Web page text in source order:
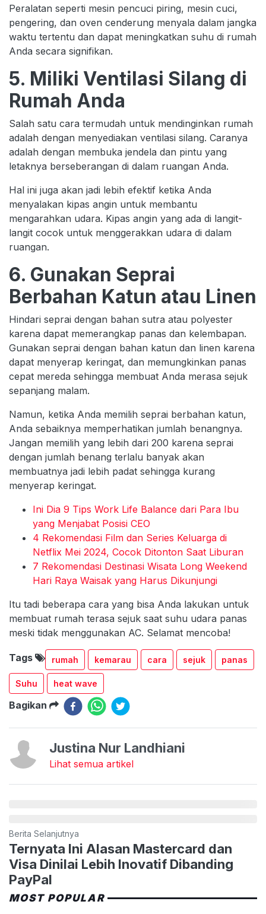
Peralatan seperti mesin pencuci piring, mesin cuci,
pengering, dan oven cenderung menyala dalam jangka
waktu tertentu dan dapat meningkatkan suhu di rumah
Anda secara signifikan.
5. Miliki Ventilasi Silang di
Rumah Anda
Salah satu cara termudah untuk mendinginkan rumah
adalah dengan menyediakan ventilasi silang. Caranya
adalah dengan membuka jendela dan pintu yang
letaknya berseberangan di dalam ruangan Anda.
Hal ini juga akan jadi lebih efektif ketika Anda
menyalakan kipas angin untuk membantu
mengarahkan udara. Kipas angin yang ada di langit-
langit cocok untuk menggerakkan udara di dalam
ruangan.
6. Gunakan Seprai
Berbahan Katun atau Linen
Hindari seprai dengan bahan sutra atau polyester
karena dapat memerangkap panas dan kelembapan.
Gunakan seprai dengan bahan katun dan linen karena
dapat menyerap keringat, dan memungkinkan panas
cepat mereda sehingga membuat Anda merasa sejuk
sepanjang malam.
Namun, ketika Anda memilih seprai berbahan katun,
Anda sebaiknya memperhatikan jumlah benangnya.
Jangan memilih yang lebih dari 200 karena seprai
dengan jumlah benang terlalu banyak akan
membuatnya jadi lebih padat sehingga kurang
menyerap keringat.
Ini Dia 9 Tips Work Life Balance dari Para Ibu
yang Menjabat Posisi CEO
4 Rekomendasi Film dan Series Keluarga di
Netflix Mei 2024, Cocok Ditonton Saat Liburan
7 Rekomendasi Destinasi Wisata Long Weekend
Hari Raya Waisak yang Harus Dikunjungi
Itu tadi beberapa cara yang bisa Anda lakukan untuk
membuat rumah terasa sejuk saat suhu udara panas
meski tidak menggunakan AC. Selamat mencoba!
Tags rumah kemarau cara sejuk panas
Suhu heat wave
Bagikan
Justina Nur Landhiani
Lihat semua artikel
Berita Selanjutnya
Ternyata Ini Alasan Mastercard dan
Visa Dinilai Lebih Inovatif Dibanding
PayPal
MOST POPULAR